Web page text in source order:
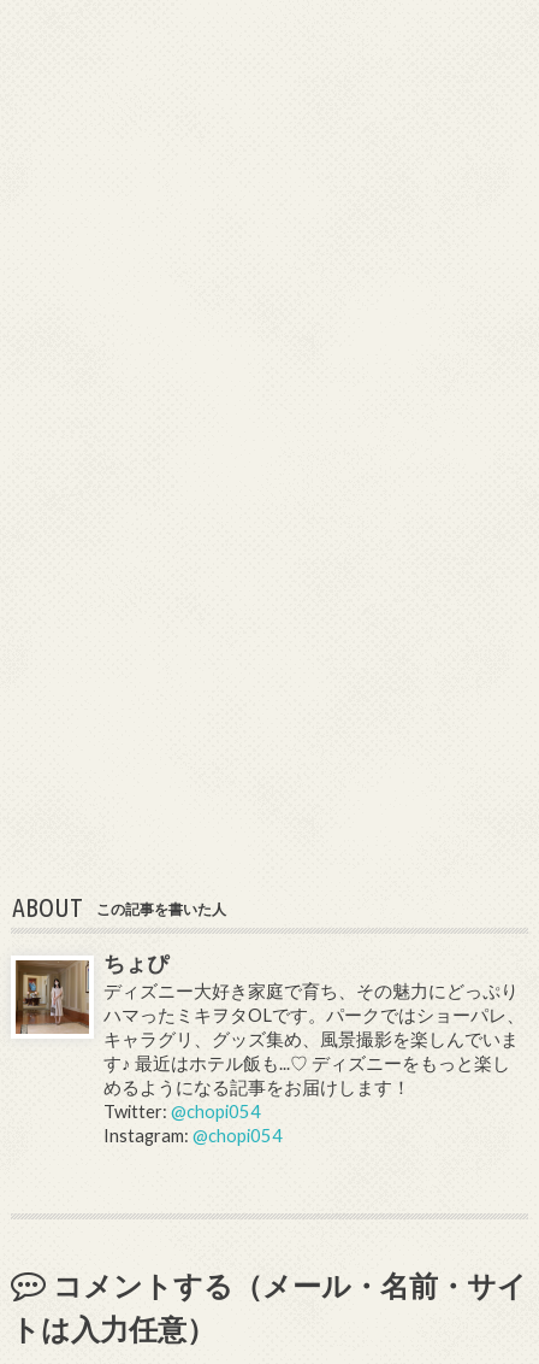
ABOUT この記事を書いた人
ちょぴ
ディズニー大好き家庭で育ち、その魅力にどっぷり
ハマったミキヲタOLです。パークではショーパレ、
キャラグリ、グッズ集め、風景撮影を楽しんでいま
す♪ 最近はホテル飯も...♡ ディズニーをもっと楽し
めるようになる記事をお届けします！
Twitter:@chopi054
Instagram:@chopi054
コメントする（メール・名前・サイ
トは入力任意）